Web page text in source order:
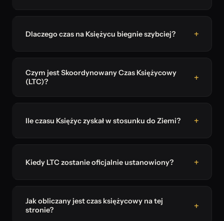
Dlaczego czas na Księżycu biegnie szybciej?
Czym jest Skoordynowany Czas Księżycowy
(LTC)?
Ile czasu Księżyc zyskał w stosunku do Ziemi?
Kiedy LTC zostanie oficjalnie ustanowiony?
Jak obliczany jest czas księżycowy na tej
stronie?